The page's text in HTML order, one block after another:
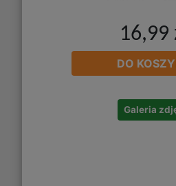
16,99
DO
Galeria